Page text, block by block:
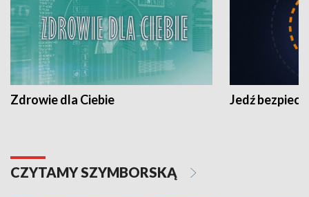
Zdrowie dla Ciebie Jedź
CZYTAMY SZYMBORSKĄ